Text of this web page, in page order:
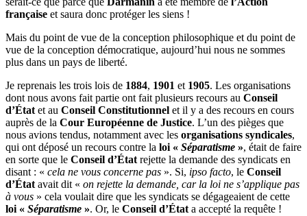
française et saura donc protéger les siens !
Mais du point de vue de la conception philosophique et du point de
vue de la conception démocratique, aujourd’hui nous ne sommes
plus dans un pays de liberté.
Je reprenais les trois lois de 1884, 1901 et 1905. Les organisations
dont nous avons fait partie ont fait plusieurs recours au Conseil
d’Étatet au Conseil Constitutionnel et il y a des recours en cours
auprès de la Cour Européenne de Justice. L’un des pièges que
nous avions tendus, notamment avec les organisations syndicales,
qui ont déposé un recours contre la loi « Séparatisme », était de faire
en sorte que le Conseil d’Étatrejette la demande des syndicats en
disant : « cela ne vous concerne pas ». Si, ipso facto, le Conseil
d’Étatavait dit « on rejette la demande, car la loi ne s’applique pas
à vous » cela voulait dire que les syndicats se dégageaient de cette
loi « Séparatisme ». Or, le Conseil d’Étata accepté la requête !